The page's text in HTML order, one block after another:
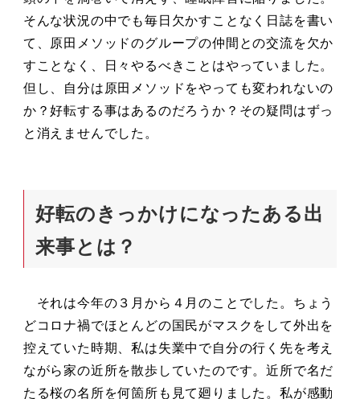
そんな状況の中でも毎日欠かすことなく日誌を書い
て、原田メソッドのグループの仲間との交流を欠か
すことなく、日々やるべきことはやっていました。
但し、自分は原田メソッドをやっても変われないの
か？好転する事はあるのだろうか？その疑問はずっ
と消えませんでした。
好転のきっかけになったある出
来事とは？
それは今年の３月から４月のことでした。ちょう
どコロナ禍でほとんどの国民がマスクをして外出を
控えていた時期、私は失業中で自分の行く先を考え
ながら家の近所を散歩していたのです。近所で名だ
たる桜の名所を何箇所も見て廻りました。私が感動